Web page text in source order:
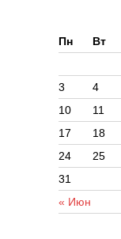
Пн
Вт
« Июн
3
4
10
11
17
18
24
25
31